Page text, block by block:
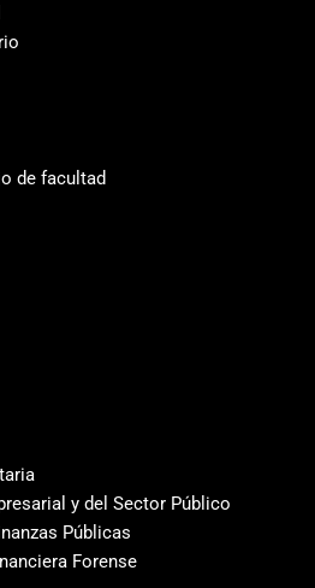
de facultad
y del Sector Público
Públicas
Forense